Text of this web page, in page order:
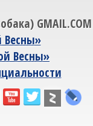
GMAIL.COM
Весны»
Весны»